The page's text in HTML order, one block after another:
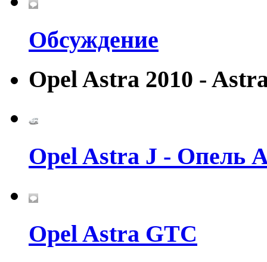
Обсуждение
Opel Astra 2010 -
Opel Astra J - Опель
Opel Astra GTC